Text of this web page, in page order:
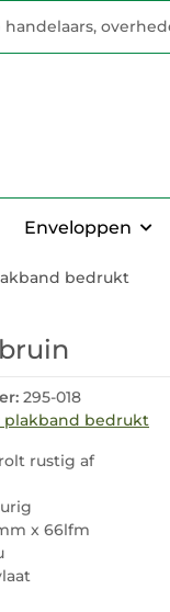
Enveloppen
bedrukt
295-018
plakband bedrukt
rustig af
x 66lfm